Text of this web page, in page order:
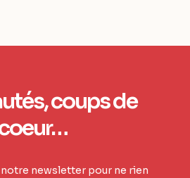
coups de
newsletter pour ne rien